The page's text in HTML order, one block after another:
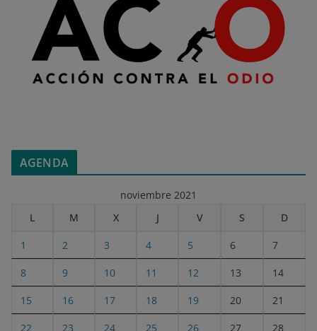
AGENDA
noviembre 2021
L
M X J V S D
1 2 3 4 5 6 7
8 9 10 11 12 13 14
15 16 17 18 19 20 21
22 23 24 25 26 27 28